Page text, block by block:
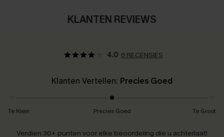
KLANTEN REVIEWS
4.0 6 RECENSIES
Klanten Vertellen: Precies Goed
Te Klein Precies Goed Te Groot
Verdien 30+ punten voor elke beoordeling die u achterlaat!